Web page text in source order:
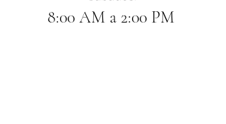
8:00 AM a 2:00 PM